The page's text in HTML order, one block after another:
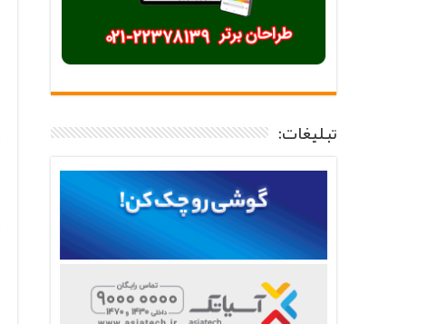
تبلیغات: